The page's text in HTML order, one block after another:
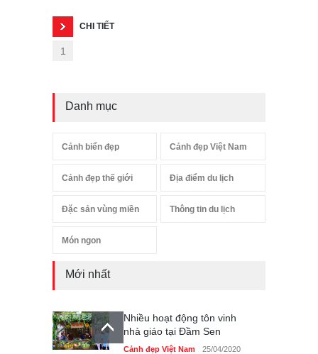
CHI TIẾT
1
Danh mục
Cảnh biển đẹp Cảnh đẹp Việt Nam
Cảnh đẹp thế giới Địa điểm du lịch
Đặc sản vùng miền Thông tin du lịch
Món ngon
Mới nhất
Nhiều hoạt động tôn vinh
nhà giáo tại Đầm Sen
Cảnh đẹp Việt Nam 25/04/2020